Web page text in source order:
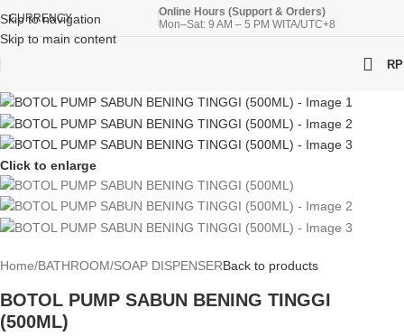
Skip to navigation
Skip to main content
CURRENCY
Online Hours (Support & Orders)
Mon–Sat: 9 AM – 5 PM WITA/UTC+8
RP
Click to enlarge
Home/BATHROOM/SOAP DISPENSERBack to products
BOTOL PUMP SABUN BENING TINGGI
(500ML)